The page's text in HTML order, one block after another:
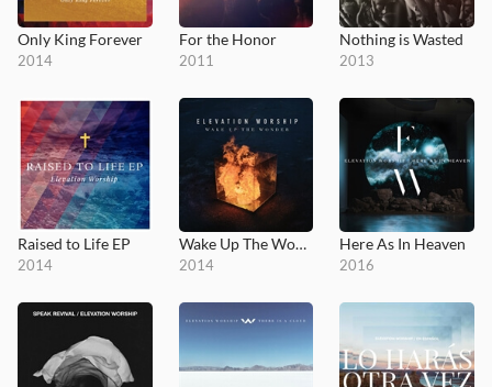
Only King Forever
2014
For the Honor
2011
Nothing is Wasted
2013
Raised to Life EP
2014
Wake Up The Wonder
2014
Here As In Heaven
2016